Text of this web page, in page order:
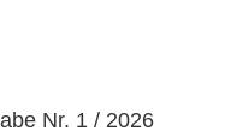
Nr. 1 / 2026